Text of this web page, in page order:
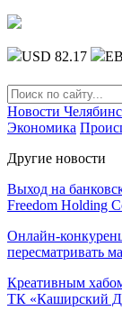
USD 82.17
Новости
Экономика
Другие новости
Выход на
Freedom Holding
Онлайн-
пересматривать
Креативным
ТК «Каширский